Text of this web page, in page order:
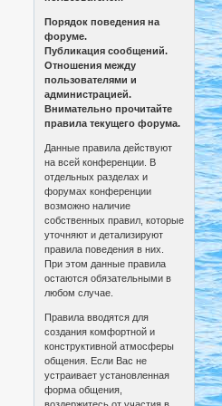
Порядок поведения на
форуме.
Публикация сообщений.
Отношения между
пользователями и
администрацией.
Внимательно прочитайте
правила текущего форума.
Данные правила действуют
на всей конференции. В
отдельных разделах и
форумах конференции
возможно наличие
собственных правил, которые
уточняют и детализируют
правила поведения в них.
При этом данные правила
остаются обязательными в
любом случае.
Правила вводятся для
создания комфортной и
конструктивной атмосферы
общения. Если Вас не
устраивает установленная
форма общения,